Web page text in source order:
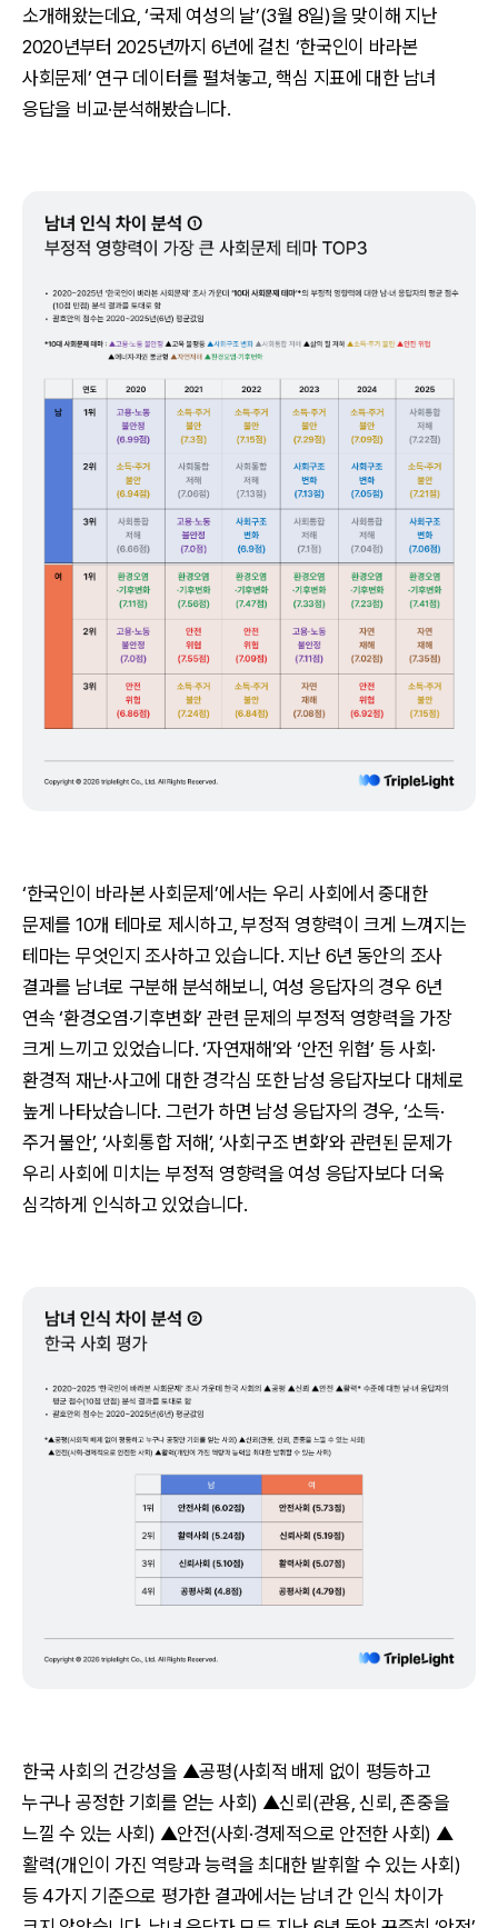
소개해왔는데요, ‘국제 여성의 날’(3월 8일)을 맞이해 지난
2020년부터 2025년까지 6년에 걸친 ‘한국인이 바라본
사회문제’ 연구 데이터를 펼쳐놓고, 핵심 지표에 대한 남녀
응답을 비교·분석해봤습니다.
‘한국인이 바라본 사회문제’에서는 우리 사회에서 중대한
문제를 10개 테마로 제시하고, 부정적 영향력이 크게 느껴지는
테마는 무엇인지 조사하고 있습니다. 지난 6년 동안의 조사
결과를 남녀로 구분해 분석해보니, 여성 응답자의 경우 6년
연속 ‘환경오염·기후변화’ 관련 문제의 부정적 영향력을 가장
크게 느끼고 있었습니다. ‘자연재해’와 ‘안전 위협’ 등 사회·
환경적 재난·사고에 대한 경각심 또한 남성 응답자보다 대체로
높게 나타났습니다. 그런가 하면 남성 응답자의 경우, ‘소득·
주거 불안’, ‘사회통합 저해’, ‘사회구조 변화’와 관련된 문제가
우리 사회에 미치는 부정적 영향력을 여성 응답자보다 더욱
심각하게 인식하고 있었습니다.
한국 사회의 건강성을 ▲공평(사회적 배제 없이 평등하고
누구나 공정한 기회를 얻는 사회) ▲신뢰(관용, 신뢰, 존중을
느낄 수 있는 사회) ▲안전(사회·경제적으로 안전한 사회) ▲
활력(개인이 가진 역량과 능력을 최대한 발휘할 수 있는 사회)
등 4가지 기준으로 평가한 결과에서는 남녀 간 인식 차이가